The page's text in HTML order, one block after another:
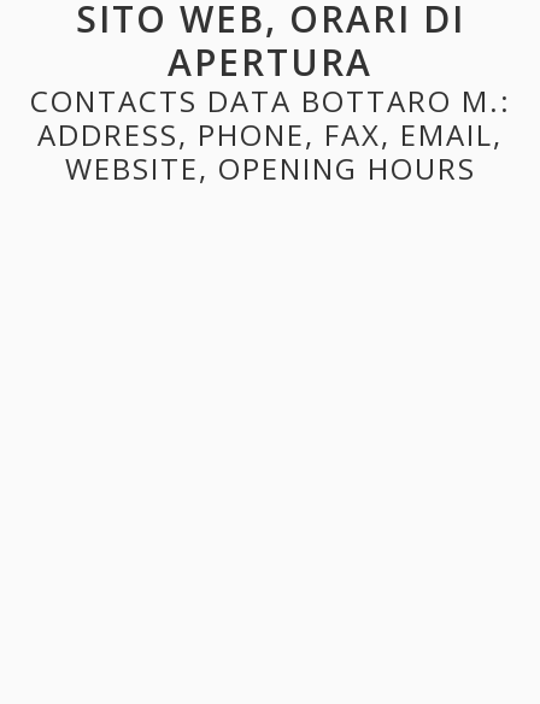
SITO WEB, ORARI DI
APERTURA
CONTACTS DATA BOTTARO M.:
ADDRESS, PHONE, FAX, EMAIL,
WEBSITE, OPENING HOURS